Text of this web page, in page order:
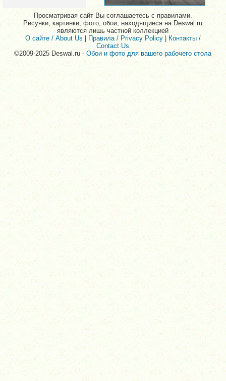
Просматривая сайт Вы соглашаетесь с правилами.
Рисунки, картинки, фото, обои, находящиеся на Deswal.ru
являются лишь частной коллекцией
О сайте / About Us | Правила / Privacy Policy | Контакты /
Contact Us
©2009-2025 Deswal.ru -Обои и фото для вашего рабочего стола